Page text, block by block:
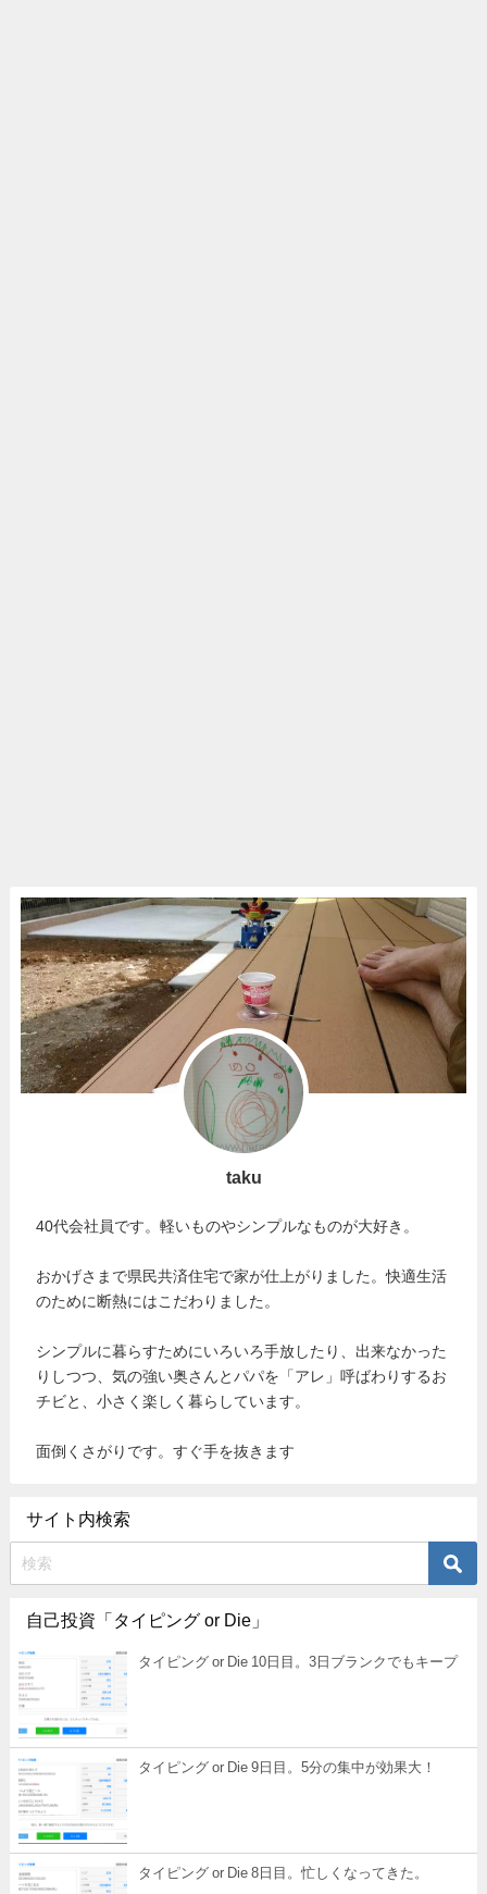
taku
40代会社員です。軽いものやシンプルなものが大好き。
おかげさまで県民共済住宅で家が仕上がりました。快適生活
のために断熱にはこだわりました。
シンプルに暮らすためにいろいろ手放したり、出来なかった
りしつつ、気の強い奥さんとパパを「アレ」呼ばわりするお
チビと、小さく楽しく暮らしています。
面倒くさがりです。すぐ手を抜きます
サイト内検索
自己投資「タイピング or Die」
タイピング or Die 10日目。3日ブランクでもキープ
タイピング or Die 9日目。5分の集中が効果大！
タイピング or Die 8日目。忙しくなってきた。